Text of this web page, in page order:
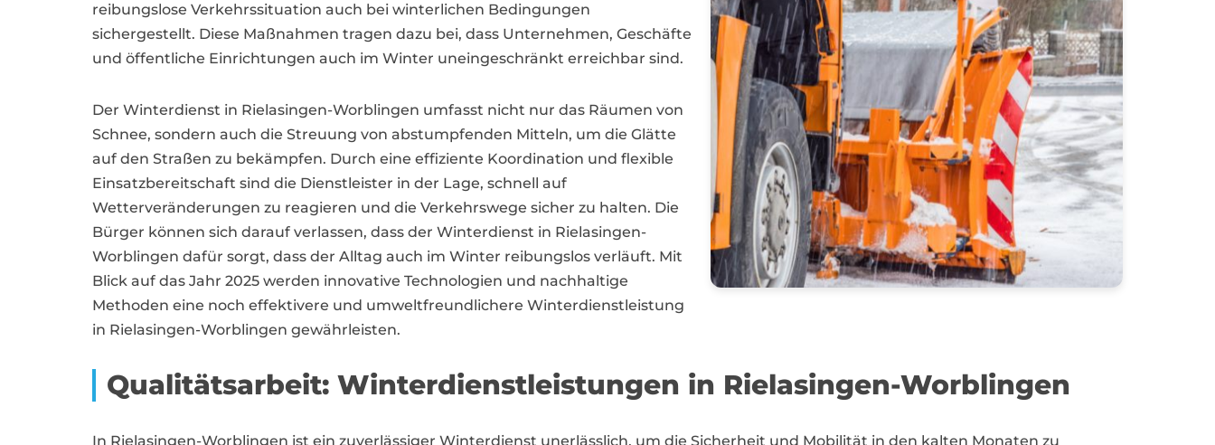
reibungslose Verkehrssituation auch bei winterlichen Bedingungen
sichergestellt. Diese Maßnahmen tragen dazu bei, dass Unternehmen, Geschäfte
und öffentliche Einrichtungen auch im Winter uneingeschränkt erreichbar sind.
Der Winterdienst in Rielasingen-Worblingen umfasst nicht nur das Räumen von
Schnee, sondern auch die Streuung von abstumpfenden Mitteln, um die Glätte
auf den Straßen zu bekämpfen. Durch eine effiziente Koordination und flexible
Einsatzbereitschaft sind die Dienstleister in der Lage, schnell auf
Wetterveränderungen zu reagieren und die Verkehrswege sicher zu halten. Die
Bürger können sich darauf verlassen, dass der Winterdienst in Rielasingen-
Worblingen dafür sorgt, dass der Alltag auch im Winter reibungslos verläuft. Mit
Blick auf das Jahr 2025 werden innovative Technologien und nachhaltige
Methoden eine noch effektivere und umweltfreundlichere Winterdienstleistung
in Rielasingen-Worblingen gewährleisten.
Qualitätsarbeit: Winterdienstleistungen in Rielasingen-Worblingen
In Rielasingen-Worblingen ist ein zuverlässiger Winterdienst unerlässlich, um die Sicherheit und Mobilität in den kalten Monaten zu